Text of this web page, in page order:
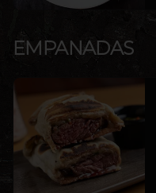
EMPANADAS